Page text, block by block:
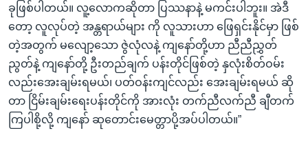
ခုဖြစ်ပါတယ်။ လူ့လောကဆိုတာ ပြဿနာနဲ့ မကင်းပါဘူး။ အဲဒီ
တော့ လူလုပ်တဲ့ အန္တရာယ်များ ကို လူသားဟာ ဖြေရှင်းနိုင်မှာ ဖြစ်
တဲ့အတွက် မလျော့သော ဇွဲလုံလနဲ့ ကျနော်တို့ဟာ ညီညီညွှတ်
ညွတ်နဲ့ ကျနော်တို့ ဦးတည်ချက် ပန်းတိုင်ဖြစ်တဲ့ နှလုံးစိတ်ဝမ်း
လည်းအေးချမ်းရမယ်၊ ပတ်ဝန်းကျင်လည်း အေးချမ်းရမယ် ဆို
တာ ငြိမ်းချမ်းရေးပန်းတိုင်ကို အားလုံး တက်ညီလက်ညီ ချီတက်
ကြပါစို့လို့ ကျနော် ဆုတောင်းမေတ္တာပို့အပ်ပါတယ်။”